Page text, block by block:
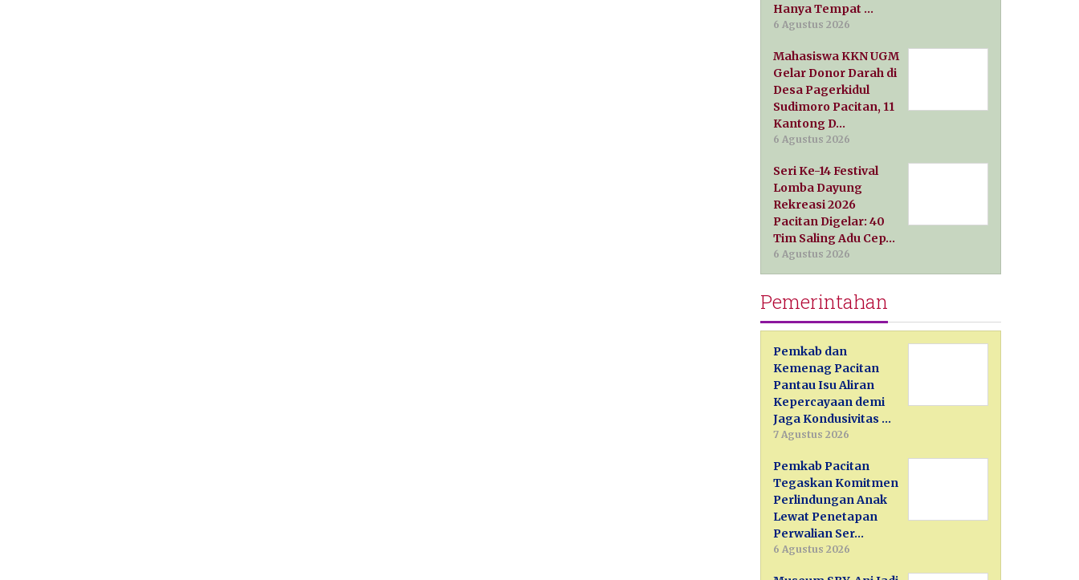
Hanya Tempat …
6 Agustus 2026
Mahasiswa KKN UGM
Gelar Donor Darah di
Desa Pagerkidul
Sudimoro Pacitan, 11
Kantong D…
6 Agustus 2026
Seri Ke-14 Festival
Lomba Dayung
Rekreasi 2026
Pacitan Digelar: 40
Tim Saling Adu Cep…
6 Agustus 2026
Pemerintahan
Pemkab dan
Kemenag Pacitan
Pantau Isu Aliran
Kepercayaan demi
Jaga Kondusivitas …
7 Agustus 2026
Pemkab Pacitan
Tegaskan Komitmen
Perlindungan Anak
Lewat Penetapan
Perwalian Ser…
6 Agustus 2026